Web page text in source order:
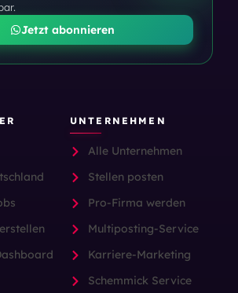
Jetzt abonnieren
UNTERNEHMEN
Alle Unternehmen
Stellen posten
Pro-Firma werden
Multiposting-Service
Karriere-Marketing
Schemmick Service